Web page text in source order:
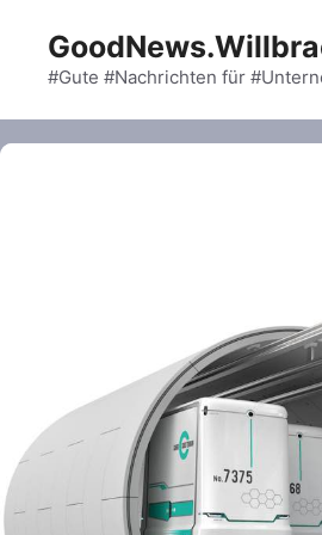
content#Gute #Nachrichten für